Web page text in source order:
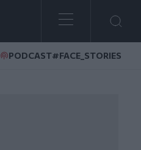
PODCAST#FACE_STORIES